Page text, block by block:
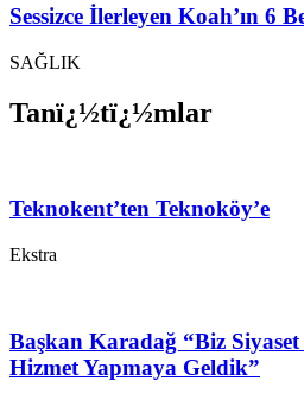
Sessizce İlerleyen Koah’ın 6
SAĞLIK
Tanï¿½tï¿½mlar
Teknokent’ten Teknoköy’e
Ekstra
Başkan Karadağ “Biz
Hizmet Yapmaya Geldik”